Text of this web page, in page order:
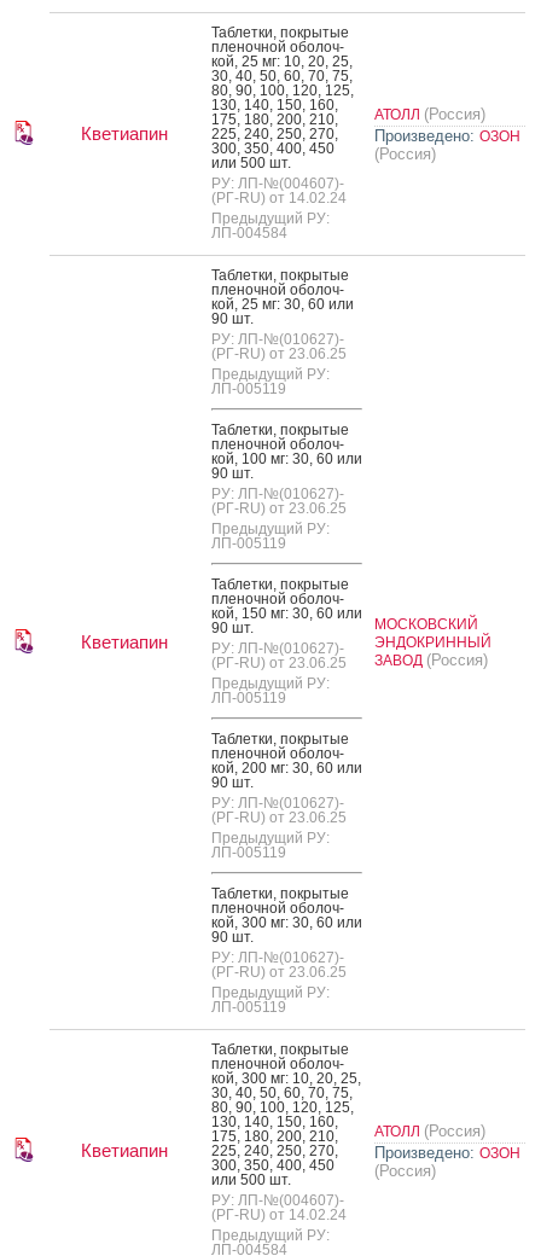
Кветиапин
Таб­летки, пок­ры­тые
пле­ноч­ной обо­лоч­
кой, 25 мг: 10, 20, 25,
30, 40, 50, 60, 70, 75,
80, 90, 100, 120, 125,
130, 140, 150, 160,
175, 180, 200, 210,
225, 240, 250, 270,
300, 350, 400, 450
или 500 шт.
РУ: ЛП-№(004607)-
(РГ-RU) от 14.02.24
Предыдущий РУ:
ЛП-004584
АТОЛЛ (Россия)
Произведено: ОЗОН
(Россия)
Кветиапин
Таб­летки, пок­ры­тые
пле­ноч­ной обо­лоч­
кой, 25 мг: 30, 60 или
90 шт.
РУ: ЛП-№(010627)-
(РГ-RU) от 23.06.25
Предыдущий РУ:
ЛП-005119
Таб­летки, пок­ры­тые
пле­ноч­ной обо­лоч­
кой, 100 мг: 30, 60 или
90 шт.
РУ: ЛП-№(010627)-
(РГ-RU) от 23.06.25
Предыдущий РУ:
ЛП-005119
Таб­летки, пок­ры­тые
пле­ноч­ной обо­лоч­
кой, 150 мг: 30, 60 или
90 шт.
РУ: ЛП-№(010627)-
(РГ-RU) от 23.06.25
Предыдущий РУ:
ЛП-005119
Таб­летки, пок­ры­тые
пле­ноч­ной обо­лоч­
кой, 200 мг: 30, 60 или
90 шт.
РУ: ЛП-№(010627)-
(РГ-RU) от 23.06.25
Предыдущий РУ:
ЛП-005119
Таб­летки, пок­ры­тые
пле­ноч­ной обо­лоч­
кой, 300 мг: 30, 60 или
90 шт.
РУ: ЛП-№(010627)-
(РГ-RU) от 23.06.25
Предыдущий РУ:
ЛП-005119
МОСКОВСКИЙ
ЭНДОКРИННЫЙ
ЗАВОД (Россия)
Кветиапин
Таб­летки, пок­ры­тые
пле­ноч­ной обо­лоч­
кой, 300 мг: 10, 20, 25,
30, 40, 50, 60, 70, 75,
80, 90, 100, 120, 125,
130, 140, 150, 160,
175, 180, 200, 210,
225, 240, 250, 270,
300, 350, 400, 450
или 500 шт.
РУ: ЛП-№(004607)-
(РГ-RU) от 14.02.24
Предыдущий РУ:
ЛП-004584
АТОЛЛ (Россия)
Произведено: ОЗОН
(Россия)